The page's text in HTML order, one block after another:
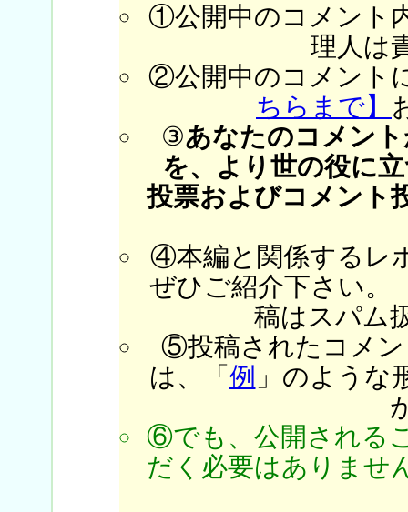
①公開中のコメント
理人は
②公開中のコメント
ちらまで】
③あなたのコメン
を、より世の役に
投票およびコメント
④本編と関係するレ
ぜひご紹介下さい。
稿はスパム
⑤投稿されたコメン
は、「 例 」のような
⑥でも、公開される
だく必要はありませ